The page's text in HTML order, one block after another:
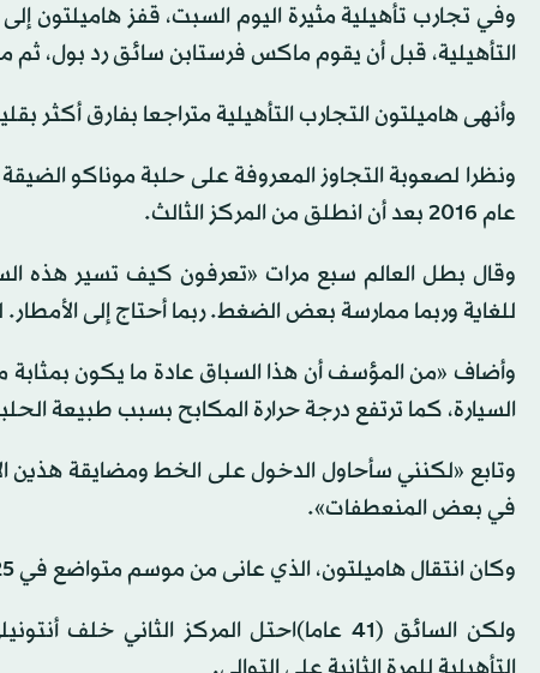
وفي تجارب تأهيلية مثيرة اليوم السبت، قفز هاميلتون
التأهيلية، قبل أن يقوم ماكس فرستابن سائق رد بول، ثم
وأنهى هاميلتون التجارب التأهيلية متراجعا بفارق أكثر
ونظرا لصعوبة التجاوز المعروفة على حلبة موناكو
عام 2016 بعد أن انطلق من المركز الثالث.
وقال بطل العالم سبع مرات «تعرفون كيف تسير هذه
للغاية وربما ممارسة بعض الضغط. ربما أحتاج إلى
وأضاف «من المؤسف أن هذا السباق عادة ما يكون
السيارة، كما ترتفع درجة حرارة المكابح بسبب طبيعة
وتابع «لكنني سأحاول الدخول على الخط ومضايقة هذين
في بعض المنعطفات».
وكان انتقال هاميلتون، الذي عانى من موسم متواضع في 2025، إلى فيراري مخيبا للآمال حتى الآن.
ولكن السائق (41 عاما)احتل المركز